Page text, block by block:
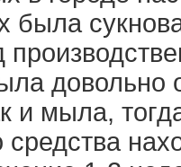
была
довольно
и мыла,